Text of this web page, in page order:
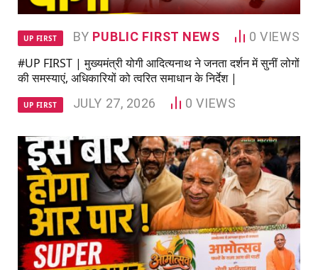
UP FIRST BY PUBLIC FIRST NEWS 0VIEWS
#UP FIRST | मुख्यमंत्री योगी आदित्यनाथ ने जनता दर्शन में सुनीं लोगों
की समस्याएं, अधिकारियों को त्वरित समाधान के निर्देश |
UP FIRST JULY 27, 2026 0VIEWS